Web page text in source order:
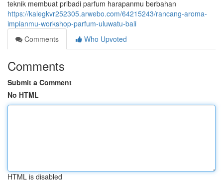
teknik membuat pribadi parfum harapanmu berbahan
https://kalegkvr252305.arwebo.com/64215243/rancang-aroma-
impianmu-workshop-parfum-uluwatu-bali
Comments
Who Upvoted
Comments
Submit a Comment
No HTML
HTML is disabled